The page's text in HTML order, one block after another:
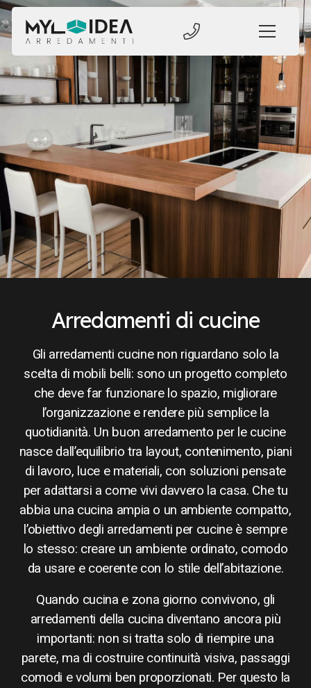
Arredamenti di cucine
Gli arredamenti cucine non riguardano solo la
scelta di mobili belli: sono un progetto completo
che deve far funzionare lo spazio, migliorare
l’organizzazione e rendere più semplice la
quotidianità. Un buon arredamento per le cucine
nasce dall’equilibrio tra layout, contenimento, piani
di lavoro, luce e materiali, con soluzioni pensate
per adattarsi a come vivi davvero la casa. Che tu
abbia una cucina ampia o un ambiente compatto,
l’obiettivo degli arredamenti per cucine è sempre
lo stesso: creare un ambiente ordinato, comodo
da usare e coerente con lo stile dell’abitazione.
Quando cucina e zona giorno convivono, gli
arredamenti della cucina diventano ancora più
importanti: non si tratta solo di riempire una
parete, ma di costruire continuità visiva, passaggi
comodi e volumi ben proporzionati. Per questo la